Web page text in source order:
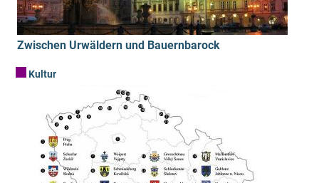
Zwischen Urwäldern und Bauernbarock
Kultur